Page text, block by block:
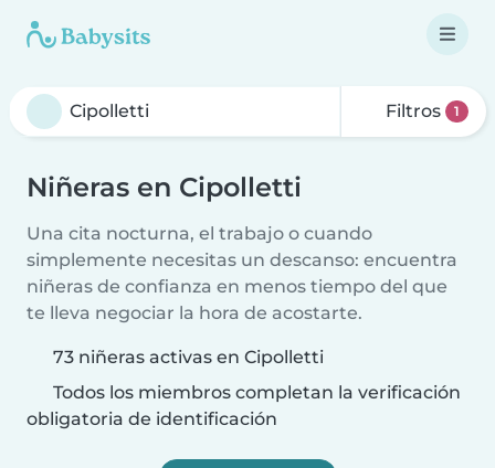
Filtros 1
Niñeras en Cipolletti
Una cita nocturna, el trabajo o cuando
simplemente necesitas un descanso: encuentra
niñeras de confianza en menos tiempo del que
te lleva negociar la hora de acostarte.
73 niñeras activas en Cipolletti
Todos los miembros completan la verificación
obligatoria de identificación